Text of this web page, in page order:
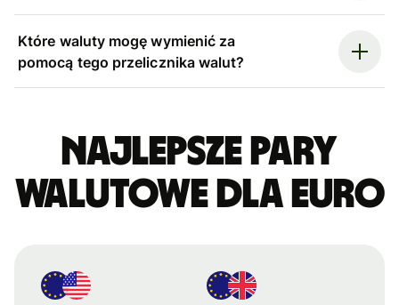
Które waluty mogę wymienić za
pomocą tego przelicznika walut?
Najlepsze pary
walutowe dla euro